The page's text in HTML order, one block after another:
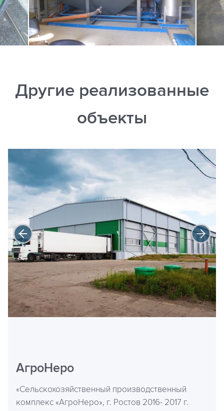
Другие реализованные
объекты
АгроНеро
«Сельскохозяйственный производственный
комплекс «АгроНеро», г. Ростов 2016- 2017 г.